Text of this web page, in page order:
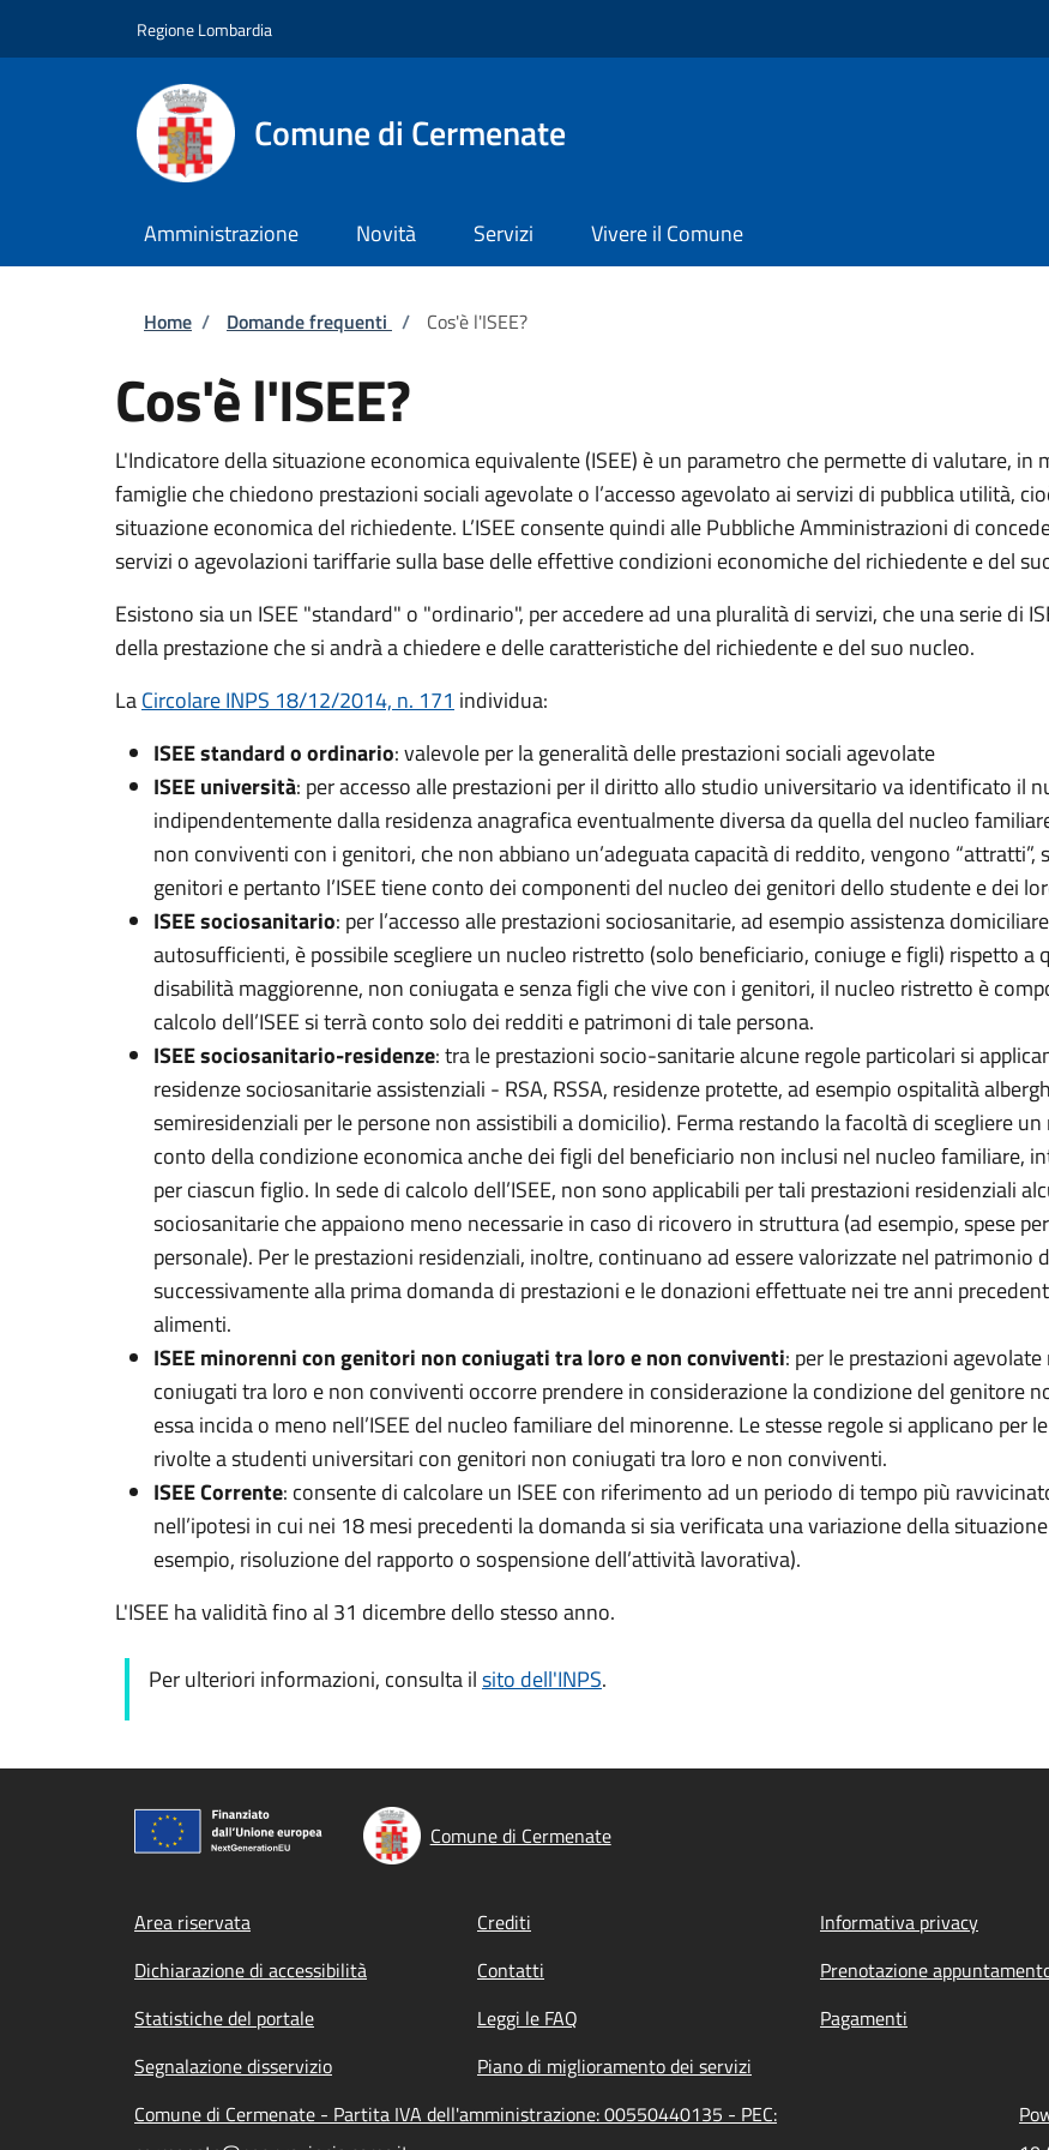
Regione Lombardia
Comune di Cermenate
Amministrazione Novità Servizi Vivere il Comune
Briciole di pane
Home / Domande frequenti / Cos'è l'ISEE?
Cos'è l'ISEE?
L'Indicatore della situazione economica equivalente (ISEE) è un parametro che permette di valutare,
famiglie che chiedono prestazioni sociali agevolate o l’accesso agevolato ai servizi di pubblica utilità,
situazione economica del richiedente. L’ISEE consente quindi alle Pubbliche Amministrazioni di
servizi o agevolazioni tariffarie sulla base delle effettive condizioni economiche del richiedente e del
Esistono sia un ISEE "standard" o "ordinario", per accedere ad una pluralità di servizi, che una serie di
della prestazione che si andrà a chiedere e delle caratteristiche del richiedente e del suo nucleo.
LaCircolare INPS 18/12/2014, n. 171 individua:
ISEE standard o ordinario: valevole per la generalità delle prestazioni sociali agevolate
ISEE università: per accesso alle prestazioni per il diritto allo studio universitario va identificato il
indipendentemente dalla residenza anagrafica eventualmente diversa da quella del nucleo
non conviventi con i genitori, che non abbiano un’adeguata capacità di reddito, vengono
genitori e pertanto l’ISEE tiene conto dei componenti del nucleo dei genitori dello studente e dei
ISEE sociosanitario: per l’accesso alle prestazioni sociosanitarie, ad esempio assistenza
autosufficienti, è possibile scegliere un nucleo ristretto (solo beneficiario, coniuge e figli) rispetto a
disabilità maggiorenne, non coniugata e senza figli che vive con i genitori, il nucleo ristretto è
calcolo dell’ISEE si terrà conto solo dei redditi e patrimoni di tale persona.
ISEE sociosanitario-residenze: tra le prestazioni socio-sanitarie alcune regole particolari si
residenze sociosanitarie assistenziali - RSA, RSSA, residenze protette, ad esempio ospitalità
semiresidenziali per le persone non assistibili a domicilio). Ferma restando la facoltà di scegliere
conto della condizione economica anche dei figli del beneficiario non inclusi nel nucleo familiare,
per ciascun figlio. In sede di calcolo dell’ISEE, non sono applicabili per tali prestazioni residenziali
sociosanitarie che appaiono meno necessarie in caso di ricovero in struttura (ad esempio, spese
personale). Per le prestazioni residenziali, inoltre, continuano ad essere valorizzate nel
successivamente alla prima domanda di prestazioni e le donazioni effettuate nei tre anni
alimenti.
ISEE minorenni con genitori non coniugati tra loro e non conviventi: per le prestazioni
coniugati tra loro e non conviventi occorre prendere in considerazione la condizione del genitore
essa incida o meno nell’ISEE del nucleo familiare del minorenne. Le stesse regole si applicano
rivolte a studenti universitari con genitori non coniugati tra loro e non conviventi.
ISEE Corrente: consente di calcolare un ISEE con riferimento ad un periodo di tempo più
nell’ipotesi in cui nei 18 mesi precedenti la domanda si sia verificata una variazione della
esempio, risoluzione del rapporto o sospensione dell’attività lavorativa).
L'ISEE ha validità fino al 31 dicembre dello stesso anno.
Per ulteriori informazioni, consulta ilsito dell'INPS.
Comune di Cermenate
Footer menu
Area riservata Crediti Informativa privacy
Dichiarazione di accessibilità
Contatti Prenotazione
Statistiche del portale
Leggi le FAQ Pagamenti
Segnalazione disservizio
Piano di miglioramento dei servizi
Comune di Cermenate - Partita IVA dell'amministrazione: 00550440135 - PEC: